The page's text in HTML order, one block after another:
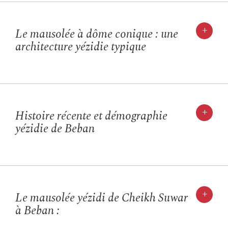
+
Le mausolée à dôme conique : une
architecture yézidie typique
+
Histoire récente et démographie
yézidie de Beban
+
Le mausolée yézidi de Cheikh Suwar
à Beban :